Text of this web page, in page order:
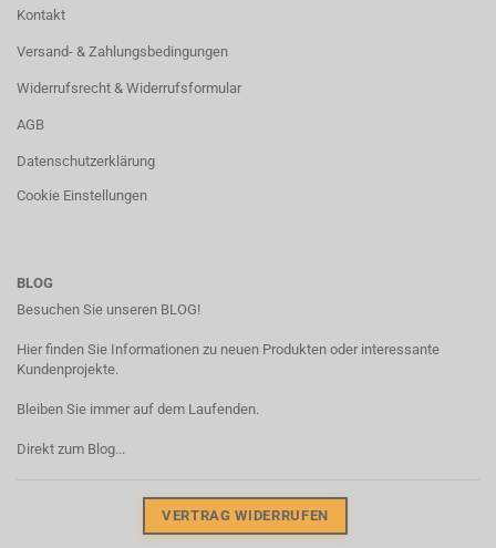
Kontakt
Versand- & Zahlungsbedingungen
Widerrufsrecht & Widerrufsformular
AGB
Datenschutzerklärung
Cookie Einstellungen
BLOG
Besuchen Sie unseren BLOG!
Hier finden Sie Informationen zu neuen Produkten oder interessante
Kundenprojekte.
Bleiben Sie immer auf dem Laufenden.
Direkt zum Blog...
VERTRAG WIDERRUFEN